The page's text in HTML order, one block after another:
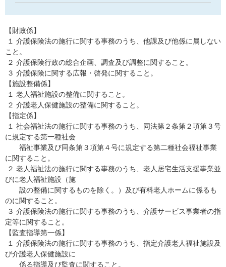
【財政係】
１ 介護保険法の施行に関する事務のうち、他課及び他係に属しない
こと。
２ 介護保険行政の総合企画、調査及び調整に関すること。
３ 介護保険に関する広報・啓発に関すること。
【施設整備係】
１ 老人福祉施設の整備に関すること。
２ 介護老人保健施設の整備に関すること。
【指定係】
１ 社会福祉法の施行に関する事務のうち、同法第２条第２項第３号
に規定する第一種社会
福祉事業及び同条第３項第４号に規定する第二種社会福祉事業
に関すること。
２ 老人福祉法の施行に関する事務のうち、老人居宅生活支援事業並
びに老人福祉施設（施
設の整備に関するものを除く。）及び有料老人ホームに係るも
のに関すること。
３ 介護保険法の施行に関する事務のうち、介護サービス事業者の指
定等に関すること。
【監査指導第一係】
１ 介護保険法の施行に関する事務のうち、指定介護老人福祉施設及
び介護老人保健施設に
係る指導及び監査に関すること。